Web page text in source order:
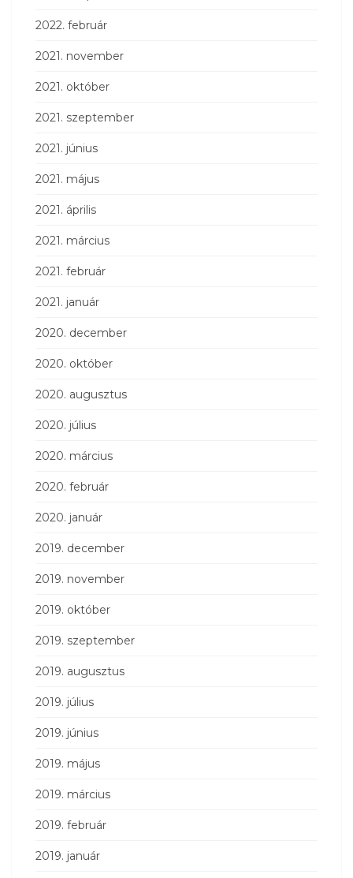
2022. február
2021. november
2021. október
2021. szeptember
2021. június
2021. május
2021. április
2021. március
2021. február
2021. január
2020. december
2020. október
2020. augusztus
2020. július
2020. március
2020. február
2020. január
2019. december
2019. november
2019. október
2019. szeptember
2019. augusztus
2019. július
2019. június
2019. május
2019. március
2019. február
2019. január